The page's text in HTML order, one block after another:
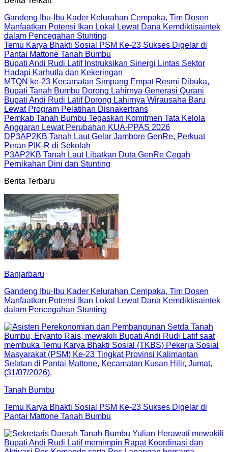
Gandeng Ibu-Ibu Kader Kelurahan Cempaka, Tim Dosen
Manfaatkan Potensi Ikan Lokal Lewat Dana Kemdiktisaintek
dalam Pencegahan Stunting
Temu Karya Bhakti Sosial PSM Ke-23 Sukses Digelar di
Pantai Mattone Tanah Bumbu
Bupati Andi Rudi Latif Instruksikan Sinergi Lintas Sektor
Hadapi Karhutla dan Kekeringan
MTQN ke-23 Kecamatan Simpang Empat Resmi Dibuka,
Bupati Tanah Bumbu Dorong Lahirnya Generasi Qurani
Bupati Andi Rudi Latif Dorong Lahirnya Wirausaha Baru
Lewat Program Pelatihan Disnakertrans
Pemkab Tanah Bumbu Tegaskan Komitmen Tata Kelola
Anggaran Lewat Perubahan KUA-PPAS 2026
DP3AP2KB Tanah Laut Gelar Jambore GenRe, Perkuat
Peran PIK-R di Sekolah
P3AP2KB Tanah Laut Libatkan Duta GenRe Cegah
Pernikahan Dini dan Stunting
Berita Terbaru
Banjarbaru
Gandeng Ibu-Ibu Kader Kelurahan Cempaka, Tim Dosen
Manfaatkan Potensi Ikan Lokal Lewat Dana Kemdiktisaintek
dalam Pencegahan Stunting
Tanah Bumbu
Temu Karya Bhakti Sosial PSM Ke-23 Sukses Digelar di
Pantai Mattone Tanah Bumbu